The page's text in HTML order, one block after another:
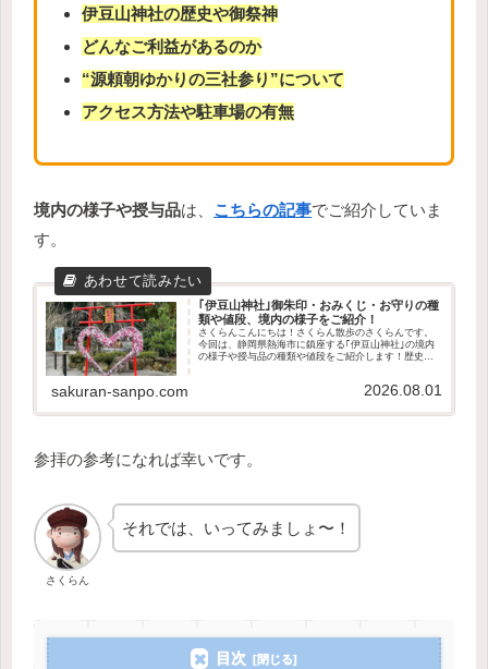
伊豆山神社の歴史や御祭神
どんなご利益があるのか
“源頼朝ゆかりの三社参り”について
アクセス方法や駐車場の有無
境内の様子や授与品は、 こちらの記事でご紹介していま
す。
｢伊豆山神社｣御朱印・おみくじ・お守りの種
類や値段、境内の様子をご紹介！
さくらんこんにちは！さくらん散歩のさくらんです。
今回は、静岡県熱海市に鎮座する｢伊豆山神社｣の境内
の様子や授与品の種類や値段をご紹介します！歴史や
sakuran-sanpo.com 2026.08.01
参拝の参考になれば幸いです。
さくらん
それでは、いってみましょ〜！
目次